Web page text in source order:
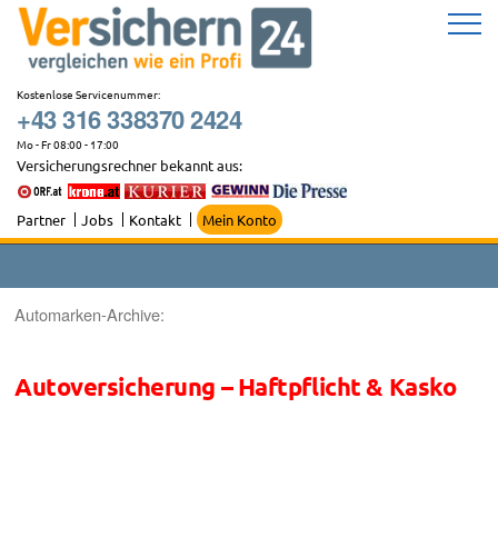
Zum
Inhalt
springen
Kostenlose Servicenummer:
+43 316 338370 2424
Mo - Fr 08:00 - 17:00
Versicherungsrechner bekannt aus:
Partner Jobs Kontakt Mein Konto
Automarken-Archive:
Autoversicherung – Haftpflicht & Kasko